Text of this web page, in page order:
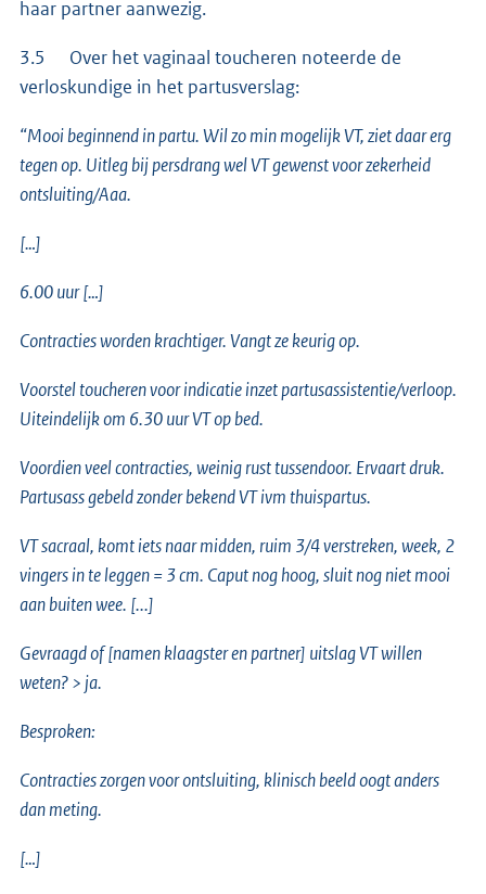
haar partner aanwezig.
3.5 Over het vaginaal toucheren noteerde de
verloskundige in het partusverslag:
“Mooi beginnend in partu. Wil zo min mogelijk VT, ziet daar erg
tegen op. Uitleg bij persdrang wel VT gewenst voor zekerheid
ontsluiting/Aaa.
[…]
6.00 uur […]
Contracties worden krachtiger. Vangt ze keurig op.
Voorstel toucheren voor indicatie inzet partusassistentie/verloop.
Uiteindelijk om 6.30 uur VT op bed.
Voordien veel contracties, weinig rust tussendoor. Ervaart druk.
Partusass gebeld zonder bekend VT ivm thuispartus.
VT sacraal, komt iets naar midden, ruim 3/4 verstreken, week, 2
vingers in te leggen = 3 cm. Caput nog hoog, sluit nog niet mooi
aan buiten wee. [...]
Gevraagd of [namen klaagster en partner] uitslag VT willen
weten? > ja.
Besproken:
Contracties zorgen voor ontsluiting, klinisch beeld oogt anders
dan meting.
[…]